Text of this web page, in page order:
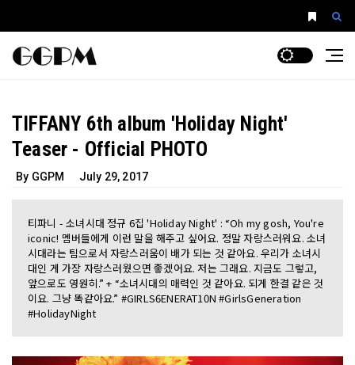
TIFFANY 6th album 'Holiday Night'
Teaser - Official PHOTO
By GGPM July 29, 2017
티파니 - 소녀시대 정규 6집 'Holiday Night' : “Oh my gosh, You're
iconic! 멤버들에게 이런 말을 해주고 싶어요. 정말 자랑스러워요. 소녀
시대라는 팀으로서 자랑스러움이 배가 되는 것 같아요. 우리가 소녀시
대인 게 가장 자랑스러웠으면 좋겠어요. 저는 그래요. 지금도 그렇고,
앞으로도 영원히.” + “소녀시대의 매력인 것 같아요. 되게 한결 같은 것
이요. 그냥 똑같아요.” #GIRLS6ENERAT10N #GirlsGeneration
#HolidayNight